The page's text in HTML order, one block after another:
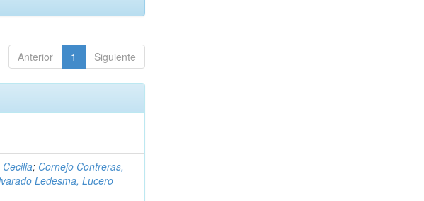
Anterior 1 Siguiente
Cecilia; Cornejo Contreras,
Ledesma, Lucero